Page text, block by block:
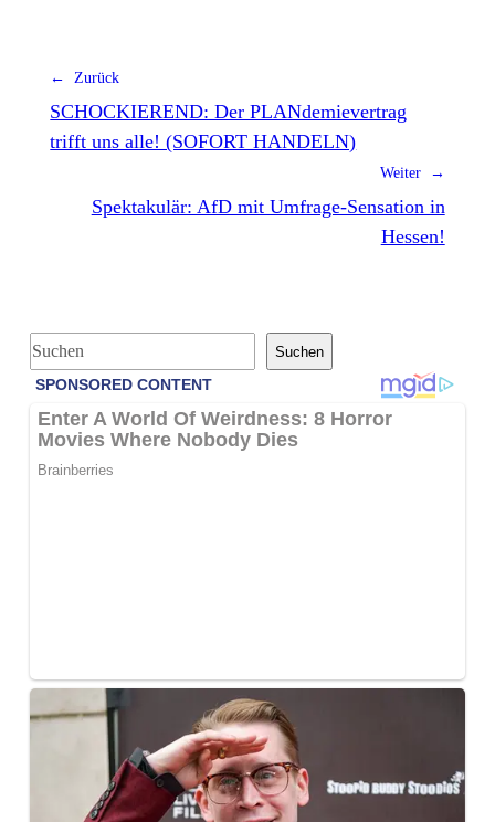
← Zurück
SCHOCKIEREND: Der PLANdemievertrag
trifft uns alle! (SOFORT HANDELN)
Weiter →
Spektakulär: AfD mit Umfrage-Sensation in
Hessen!
S
u
Suchen